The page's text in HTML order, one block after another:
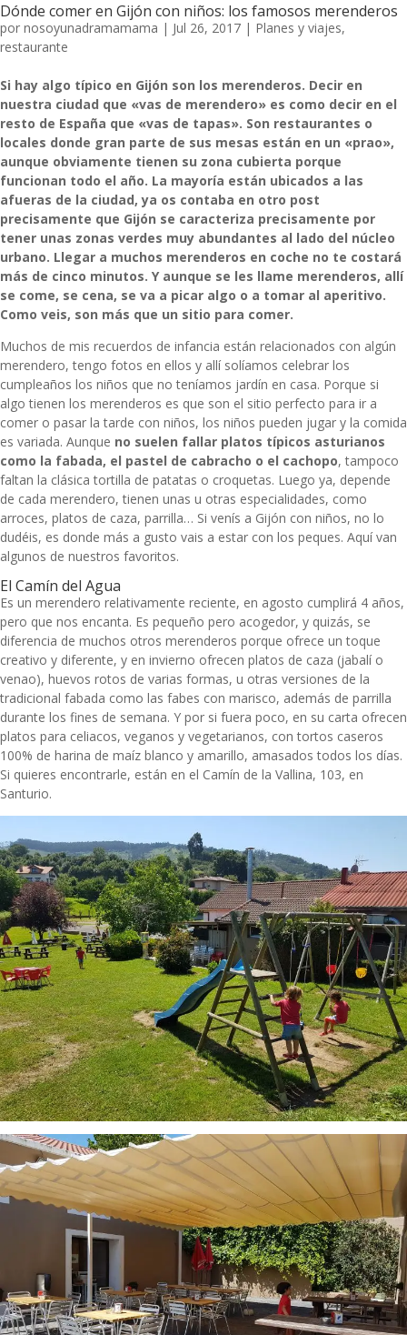
Dónde comer en Gijón con niños: los famosos merenderos
por nosoyunadramamama | Jul 26, 2017 | Planes y viajes,
restaurante
Si hay algo típico en Gijón son los merenderos. Decir en
nuestra ciudad que «vas de merendero» es como decir en el
resto de España que «vas de tapas». Son restaurantes o
locales donde gran parte de sus mesas están en un «prao»,
aunque obviamente tienen su zona cubierta porque
funcionan todo el año. La mayoría están ubicados a las
afueras de la ciudad, ya os contaba en otro post
precisamente que Gijón se caracteriza precisamente por
tener unas zonas verdes muy abundantes al lado del núcleo
urbano. Llegar a muchos merenderos en coche no te costará
más de cinco minutos. Y aunque se les llame merenderos, allí
se come, se cena, se va a picar algo o a tomar al aperitivo.
Como veis, son más que un sitio para comer.
Muchos de mis recuerdos de infancia están relacionados con algún
merendero, tengo fotos en ellos y allí solíamos celebrar los
cumpleaños los niños que no teníamos jardín en casa. Porque si
algo tienen los merenderos es que son el sitio perfecto para ir a
comer o pasar la tarde con niños, los niños pueden jugar y la comida
es variada. Aunque no suelen fallar platos típicos asturianos
como la fabada, el pastel de cabracho o el cachopo, tampoco
faltan la clásica tortilla de patatas o croquetas. Luego ya, depende
de cada merendero, tienen unas u otras especialidades, como
arroces, platos de caza, parrilla… Si venís a Gijón con niños, no lo
dudéis, es donde más a gusto vais a estar con los peques. Aquí van
algunos de nuestros favoritos.
El Camín del Agua
Es un merendero relativamente reciente, en agosto cumplirá 4 años,
pero que nos encanta. Es pequeño pero acogedor, y quizás, se
diferencia de muchos otros merenderos porque ofrece un toque
creativo y diferente, y en invierno ofrecen platos de caza (jabalí o
venao), huevos rotos de varias formas, u otras versiones de la
tradicional fabada como las fabes con marisco, además de parrilla
durante los fines de semana. Y por si fuera poco, en su carta ofrecen
platos para celiacos, veganos y vegetarianos, con tortos caseros
100% de harina de maíz blanco y amarillo, amasados todos los días.
Si quieres encontrarle, están en el Camín de la Vallina, 103, en
Santurio.